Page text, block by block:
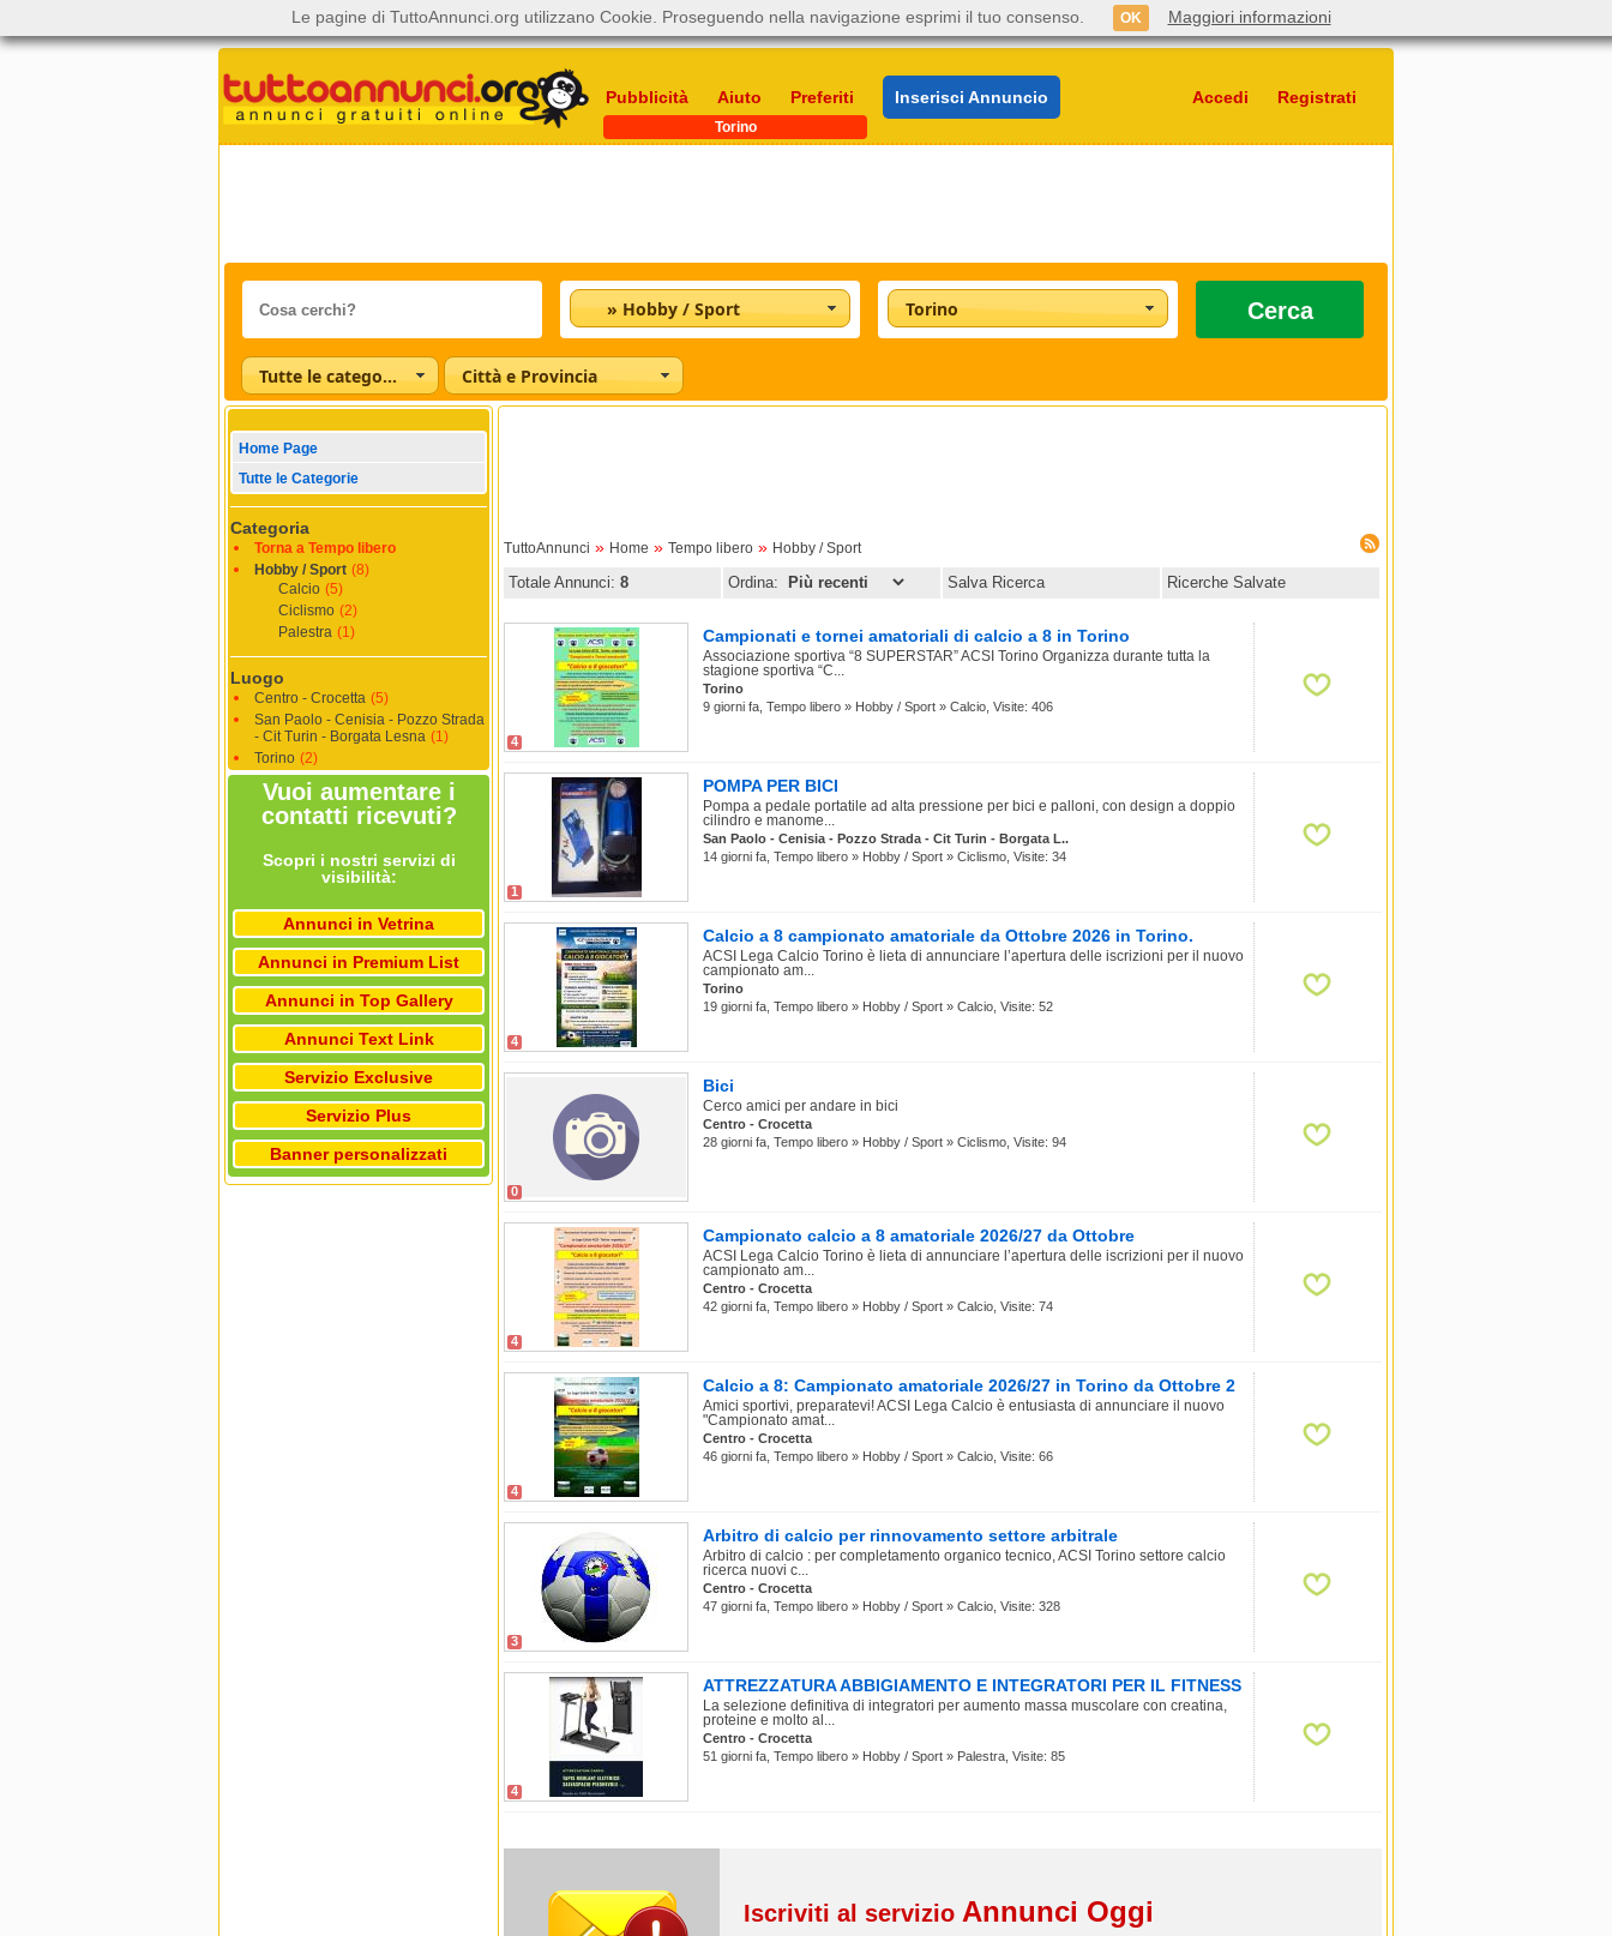
Pubblicità Aiuto Preferiti Inserisci Annuncio Accedi Registrati
Torino
» Hobby / Sport Torino Cerca
Tutte le categorie Città e Provincia
Home Page
Tutte le Categorie
Categoria
Torna a Tempo libero
Hobby / Sport (8)
Calcio (5)
Ciclismo (2)
Palestra (1)
Luogo
Centro - Crocetta (5)
San Paolo - Cenisia - Pozzo Strada
- Cit Turin - Borgata Lesna (1)
Torino (2)
Vuoi aumentare i
contatti ricevuti?
Scopri i nostri servizi di
visibilità:
Annunci in Vetrina
Annunci in Premium List
Annunci in Top Gallery
Annunci Text Link
Servizio Exclusive
Servizio Plus
Banner personalizzati
TuttoAnnunci » Home » Tempo libero » Hobby / Sport
Totale Annunci: 8 Ordina: Salva Ricerca Ricerche Salvate
4
Campionati e tornei amatoriali di calcio a 8 in Torino
Associazione sportiva “8 SUPERSTAR” ACSI Torino Organizza durante tutta la
stagione sportiva “C...
Torino
9 giorni fa, Tempo libero » Hobby / Sport » Calcio, Visite: 406
1
POMPA PER BICI
Pompa a pedale portatile ad alta pressione per bici e palloni, con design a doppio
cilindro e manome...
San Paolo - Cenisia - Pozzo Strada - Cit Turin - Borgata L..
14 giorni fa, Tempo libero » Hobby / Sport » Ciclismo, Visite: 34
4
Calcio a 8 campionato amatoriale da Ottobre 2026 in Torino.
ACSI Lega Calcio Torino è lieta di annunciare l’apertura delle iscrizioni per il nuovo
campionato am...
Torino
19 giorni fa, Tempo libero » Hobby / Sport » Calcio, Visite: 52
0
Bici
Cerco amici per andare in bici
Centro - Crocetta
28 giorni fa, Tempo libero » Hobby / Sport » Ciclismo, Visite: 94
4
Campionato calcio a 8 amatoriale 2026/27 da Ottobre
ACSI Lega Calcio Torino è lieta di annunciare l’apertura delle iscrizioni per il nuovo
campionato am...
Centro - Crocetta
42 giorni fa, Tempo libero » Hobby / Sport » Calcio, Visite: 74
4
Calcio a 8: Campionato amatoriale 2026/27 in Torino da Ottobre 2
Amici sportivi, preparatevi! ACSI Lega Calcio è entusiasta di annunciare il nuovo
"Campionato amat...
Centro - Crocetta
46 giorni fa, Tempo libero » Hobby / Sport » Calcio, Visite: 66
3
Arbitro di calcio per rinnovamento settore arbitrale
Arbitro di calcio : per completamento organico tecnico, ACSI Torino settore calcio
ricerca nuovi c...
Centro - Crocetta
47 giorni fa, Tempo libero » Hobby / Sport » Calcio, Visite: 328
4
ATTREZZATURA ABBIGIAMENTO E INTEGRATORI PER IL FITNESS
La selezione definitiva di integratori per aumento massa muscolare con creatina,
proteine e molto al...
Centro - Crocetta
51 giorni fa, Tempo libero » Hobby / Sport » Palestra, Visite: 85
Iscriviti al servizio Annunci Oggi
Le pagine di TuttoAnnunci.org utilizzano Cookie. Proseguendo nella navigazione esprimi il tuo consenso. OK Maggiori informazioni